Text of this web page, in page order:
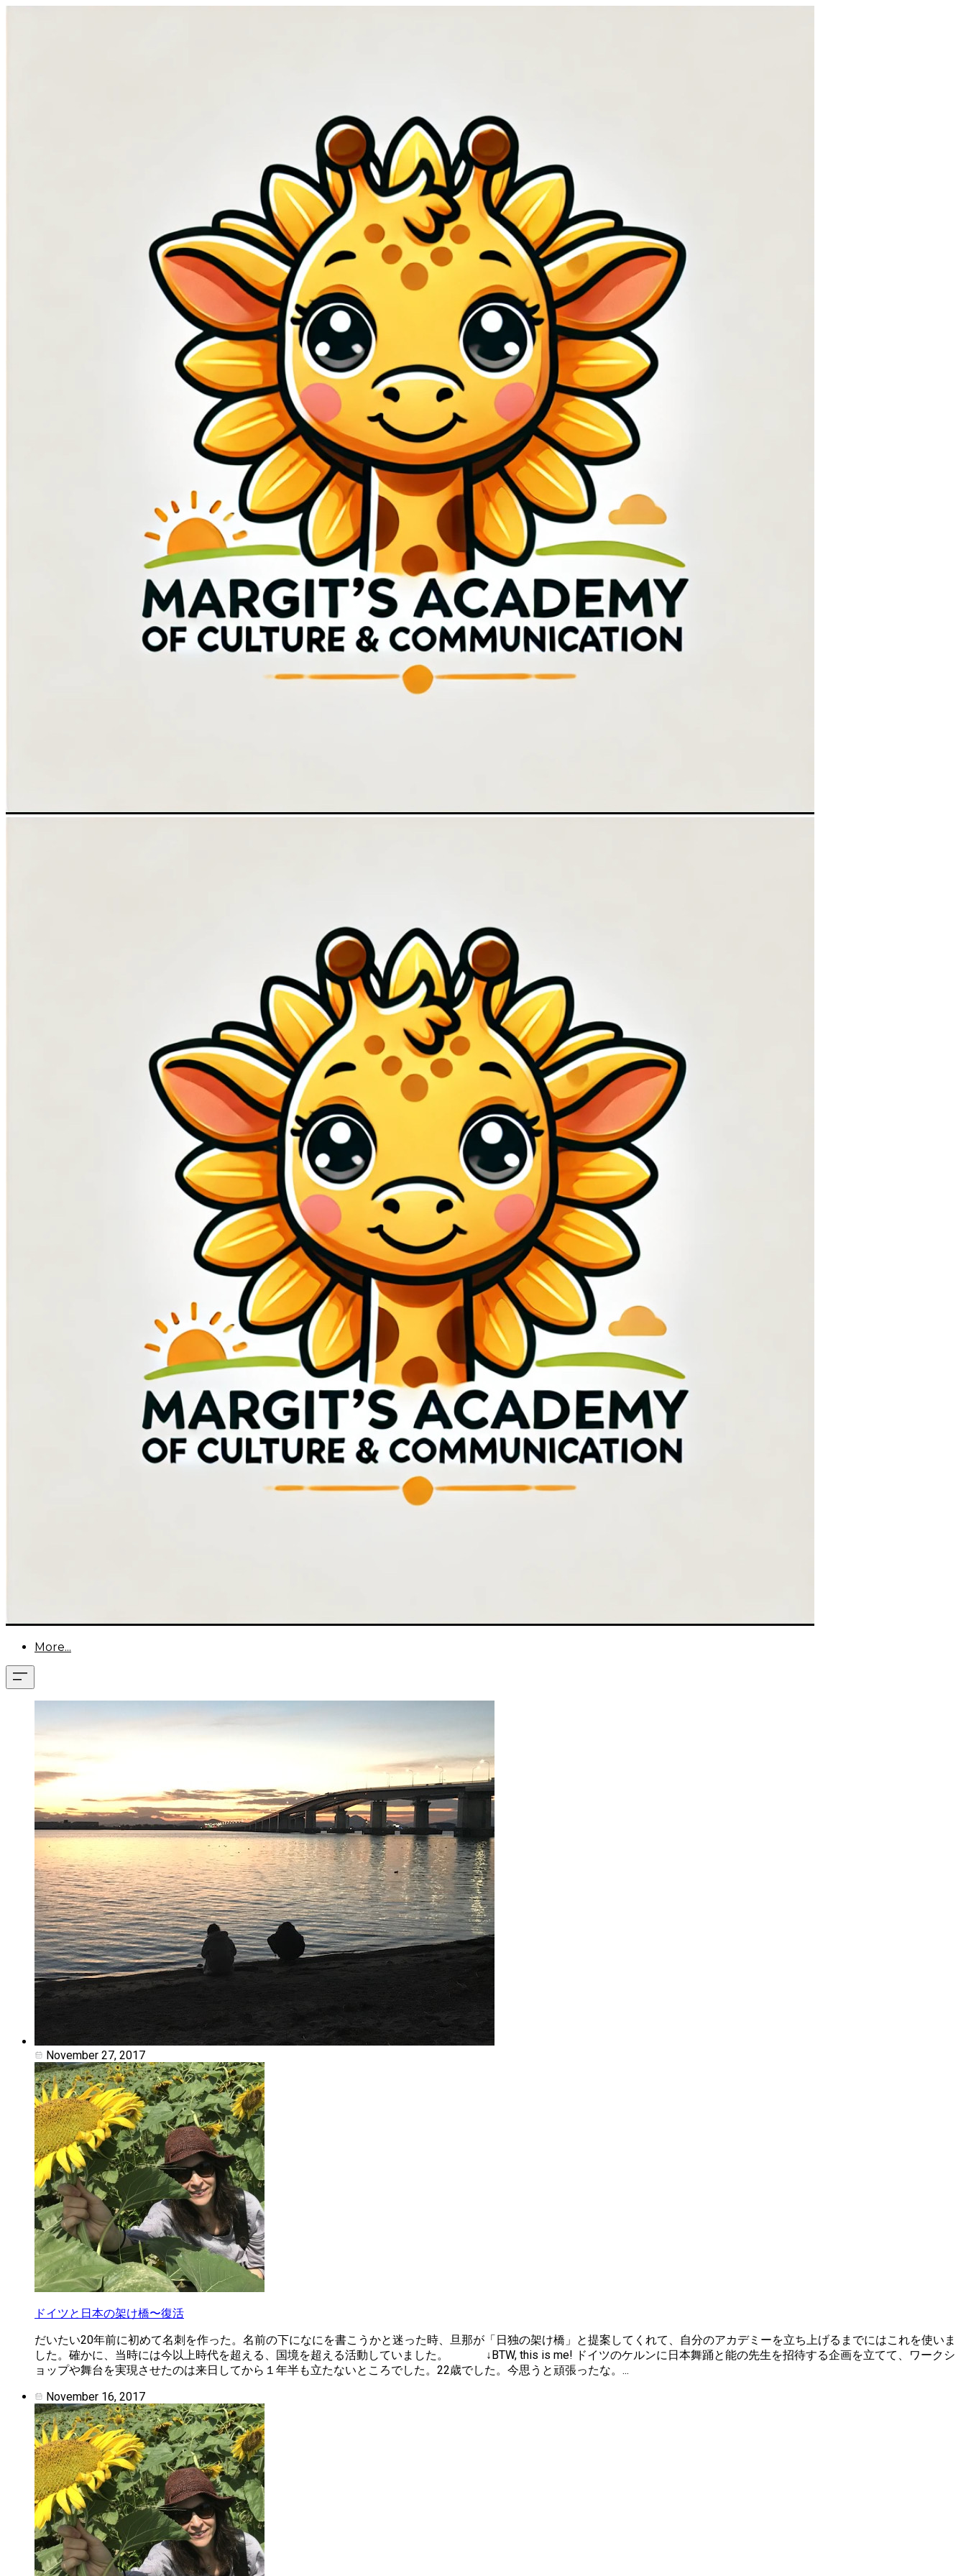
More...
November 27, 2017
ドイツと日本の架け橋〜復活
だいたい20年前に初めて名刺を作った。名前の下になにを書こうかと迷った時、旦那が「日独の架け橋」と提案してくれて、自分のアカデミーを立ち上げるまでにはこれを使いま
した。 ​ 確かに、当時には今以上時代を超える、国境を超える活動していました。 ↓BTW, this is me! ドイツのケルンに日本舞踊と能の先生を招待する企画を立てて、ワークシ
ョップや舞台を実現させたのは来日してから１年半も立たないところでした。22歳でした。今思うと頑張ったな。...
November 16, 2017